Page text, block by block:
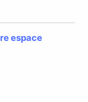
espace